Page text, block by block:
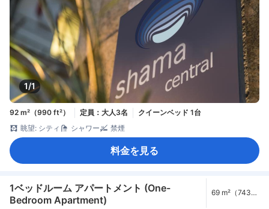
1/1
92 m²（990 ft²） 定員：大人3名
クイーンベッド 1台
眺望: シティ
シャワー 禁煙
料金を見る
1ベッドルーム アパートメント (One-
Bedroom Apartment)
69 m²（743